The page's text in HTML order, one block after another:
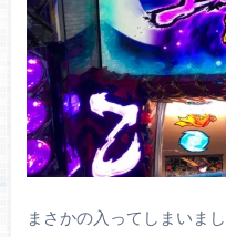
まさかの入ってしまいま